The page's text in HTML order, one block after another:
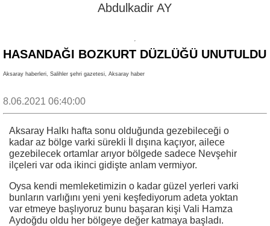
Abdulkadir AY
HASANDAĞI BOZKURT DÜZLÜĞÜ UNUTULDU
Aksaray haberleri, Salihler şehri gazetesi, Aksaray haber
8.06.2021 06:40:00
Aksaray Halkı hafta sonu olduğunda gezebileceği o
kadar az bölge varki sürekli İl dışına kaçıyor, ailece
gezebilecek ortamlar arıyor bölgede sadece Nevşehir
ilçeleri var oda ikinci gidişte anlam vermiyor.
Oysa kendi memleketimizin o kadar güzel yerleri varki
bunların varlığını yeni yeni keşfediyorum adeta yoktan
var etmeye başlıyoruz bunu başaran kişi Vali Hamza
Aydoğdu oldu her bölgeye değer katmaya başladı.